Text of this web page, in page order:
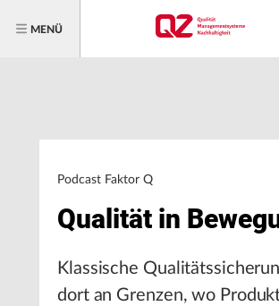
MENÜ
Podcast Faktor Q
Qualität in
Klassische
dort an Grenzen, wo